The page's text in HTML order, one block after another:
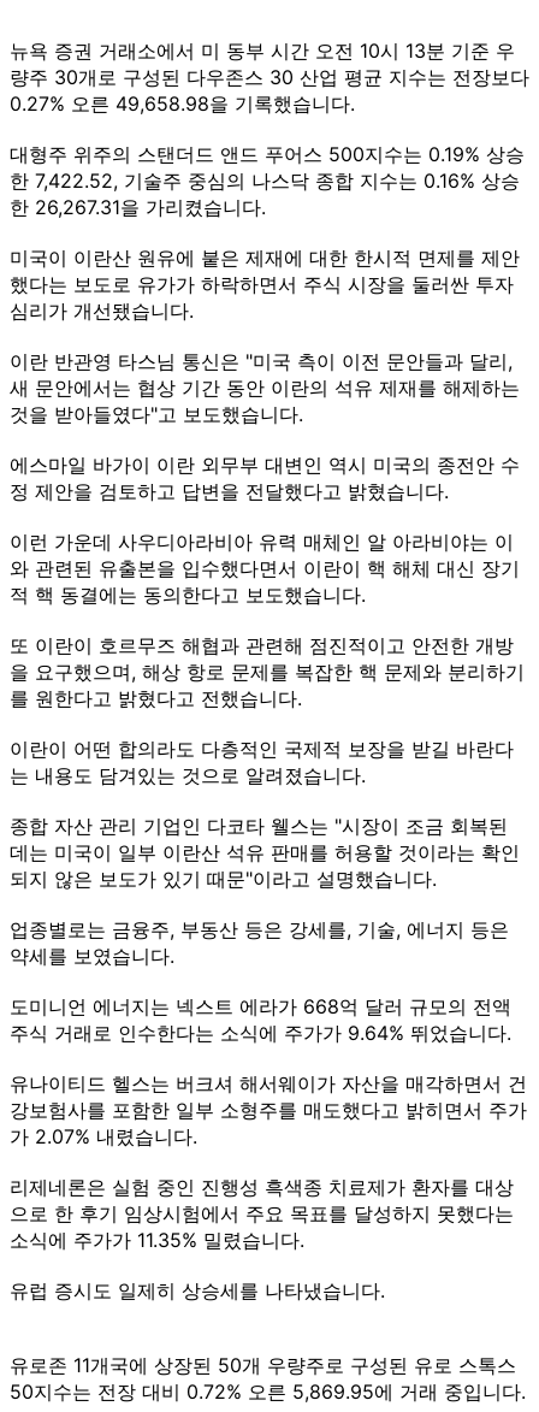
뉴욕 증권 거래소에서 미 동부 시간 오전 10시 13분 기준 우
량주 30개로 구성된 다우존스 30 산업 평균 지수는 전장보다
0.27% 오른 49,658.98을 기록했습니다.
대형주 위주의 스탠더드 앤드 푸어스 500지수는 0.19% 상승
한 7,422.52, 기술주 중심의 나스닥 종합 지수는 0.16% 상승
한 26,267.31을 가리켰습니다.
미국이 이란산 원유에 붙은 제재에 대한 한시적 면제를 제안
했다는 보도로 유가가 하락하면서 주식 시장을 둘러싼 투자
심리가 개선됐습니다.
이란 반관영 타스님 통신은 "미국 측이 이전 문안들과 달리,
새 문안에서는 협상 기간 동안 이란의 석유 제재를 해제하는
것을 받아들였다"고 보도했습니다.
에스마일 바가이 이란 외무부 대변인 역시 미국의 종전안 수
정 제안을 검토하고 답변을 전달했다고 밝혔습니다.
이런 가운데 사우디아라비아 유력 매체인 알 아라비야는 이
와 관련된 유출본을 입수했다면서 이란이 핵 해체 대신 장기
적 핵 동결에는 동의한다고 보도했습니다.
또 이란이 호르무즈 해협과 관련해 점진적이고 안전한 개방
을 요구했으며, 해상 항로 문제를 복잡한 핵 문제와 분리하기
를 원한다고 밝혔다고 전했습니다.
이란이 어떤 합의라도 다층적인 국제적 보장을 받길 바란다
는 내용도 담겨있는 것으로 알려졌습니다.
종합 자산 관리 기업인 다코타 웰스는 "시장이 조금 회복된
데는 미국이 일부 이란산 석유 판매를 허용할 것이라는 확인
되지 않은 보도가 있기 때문"이라고 설명했습니다.
업종별로는 금융주, 부동산 등은 강세를, 기술, 에너지 등은
약세를 보였습니다.
도미니언 에너지는 넥스트 에라가 668억 달러 규모의 전액
주식 거래로 인수한다는 소식에 주가가 9.64% 뛰었습니다.
유나이티드 헬스는 버크셔 해서웨이가 자산을 매각하면서 건
강보험사를 포함한 일부 소형주를 매도했다고 밝히면서 주가
가 2.07% 내렸습니다.
리제네론은 실험 중인 진행성 흑색종 치료제가 환자를 대상
으로 한 후기 임상시험에서 주요 목표를 달성하지 못했다는
소식에 주가가 11.35% 밀렸습니다.
유럽 증시도 일제히 상승세를 나타냈습니다.
유로존 11개국에 상장된 50개 우량주로 구성된 유로 스톡스
50지수는 전장 대비 0.72% 오른 5,869.95에 거래 중입니다.